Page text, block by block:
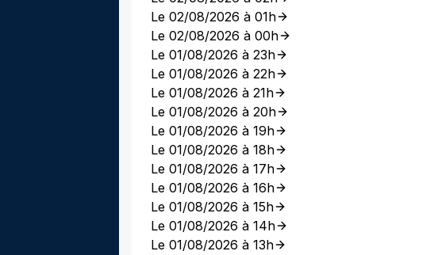
Le 02/08/2026 à 01h
Le 02/08/2026 à 00h
Le 01/08/2026 à 23h
Le 01/08/2026 à 22h
Le 01/08/2026 à 21h
Le 01/08/2026 à 20h
Le 01/08/2026 à 19h
Le 01/08/2026 à 18h
Le 01/08/2026 à 17h
Le 01/08/2026 à 16h
Le 01/08/2026 à 15h
Le 01/08/2026 à 14h
Le 01/08/2026 à 13h